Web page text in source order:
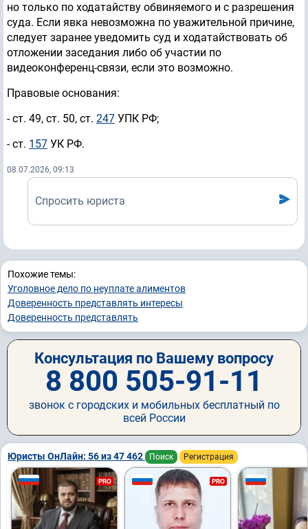
но только по ходатайству обвиняемого и с разрешения
суда. Если явка невозможна по уважительной причине,
следует заранее уведомить суд и ходатайствовать об
отложении заседания либо об участии по
видеоконференц-связи, если это возможно.
Правовые основания:
- ст. 49, ст. 50, ст. 247 УПК РФ;
- ст. 157 УК РФ.
08.07.2026, 09:13
Спросить юриста
Похожие темы:
Уголовное дело по неуплате алиментов
Доверенность представлять интересы
Доверенность представлять
Консультация по Вашему вопросу
8 800 505-91-11
звонок с городских и мобильных бесплатный по
всей России
Юристы ОнЛайн: 56 из 47 462 Поиск Регистрация
PRO PRO